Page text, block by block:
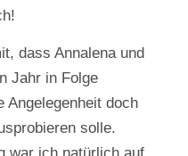
dass Annalena und
Jahr in Folge
Angelegenheit doch
solle.